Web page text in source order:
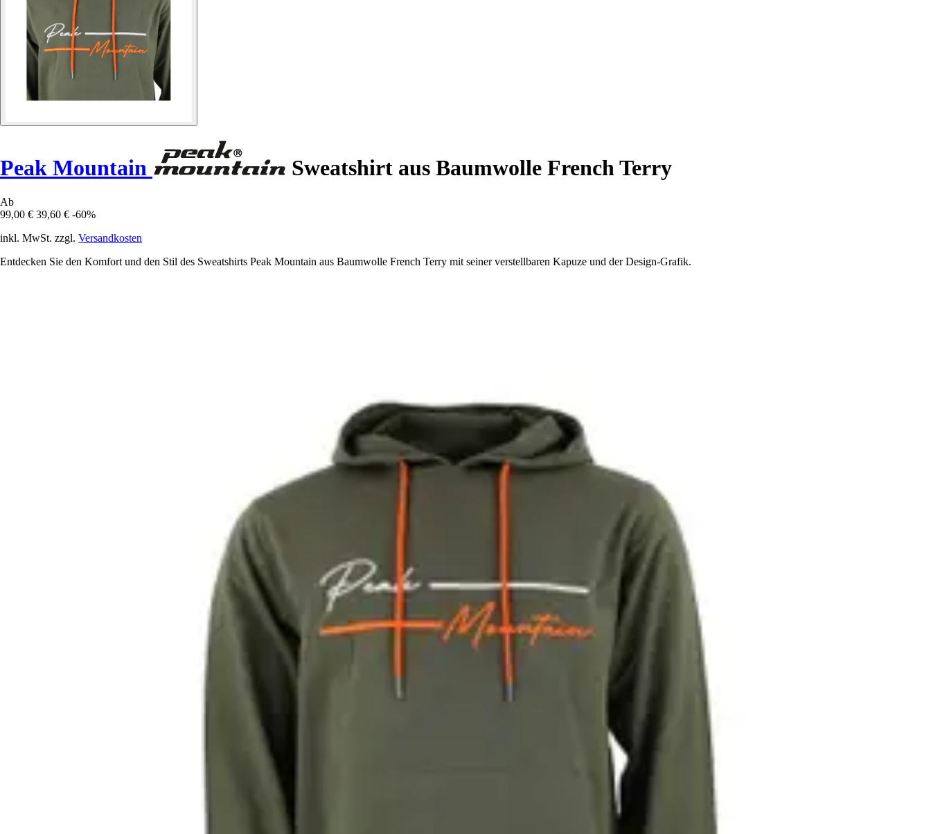
Peak Mountain Sweatshirt aus Baumwolle French Terry
Ab
99,00 € 39,60 € -60%
inkl. MwSt. zzgl. Versandkosten
Entdecken Sie den Komfort und den Stil des Sweatshirts Peak Mountain aus Baumwolle French Terry mit seiner verstellbaren Kapuze und der Design-Grafik.